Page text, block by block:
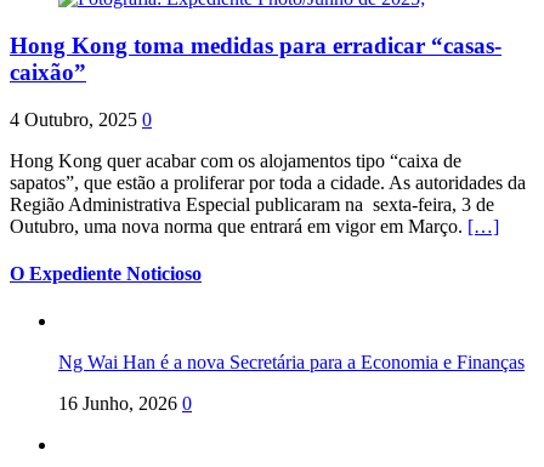
Hong Kong toma medidas para erradicar “casas-
caixão”
4 Outubro, 2025 0
Hong Kong quer acabar com os alojamentos tipo “caixa de
sapatos”, que estão a proliferar por toda a cidade. As autoridades da
Região Administrativa Especial publicaram na sexta-feira, 3 de
Outubro, uma nova norma que entrará em vigor em Março. […]
O Expediente Noticioso
Ng Wai Han é a nova Secretária para a Economia e Finanças
16 Junho, 2026 0